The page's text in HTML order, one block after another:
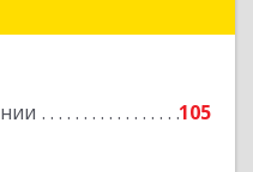
105